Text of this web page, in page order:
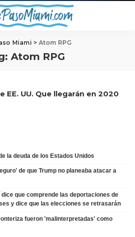
Miami > Atom RPG
Atom RPG
EE. UU. Que llegarán en 2020
la deuda de los Estados Unidos
de que Trump no planeaba atacar a
dice que comprende las deportaciones de
y dice que las elecciones se retrasarán
fueron 'malinterpretadas' como